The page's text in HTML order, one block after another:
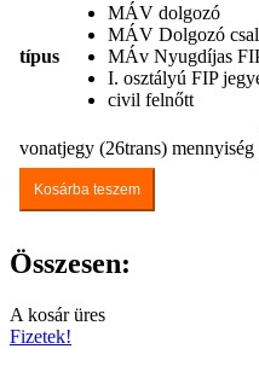
típus
MÁV dolgozó
MÁV Dolgozó
MÁv Nyugdíjas
I. osztályú FIP
civil felnőtt
vonatjegy (26trans) mennyiség
Kosárba teszem
Összesen:
A kosár üres
Fizetek!